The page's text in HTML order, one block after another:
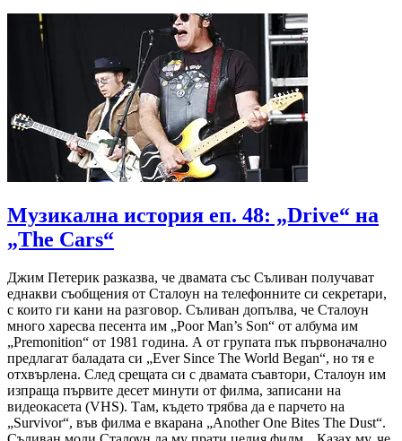
Музикална история еп. 48: „Drive“ на
„The Cars“
Джим Петерик разказва, че двамата със Съливан получават
еднакви съобщения от Сталоун на телефонните си секретари,
с които ги кани на разговор. Съливан допълва, че Сталоун
много харесва песента им „Poor Man’s Son“ от албума им
„Premonition“ от 1981 година. А от групата пък първоначално
предлагат баладата си „Ever Since The World Began“, но тя е
отхвърлена. След срещата си с двамата съавтори, Сталоун им
изпраща първите десет минути от филма, записани на
видеокасета (VHS). Там, където трябва да е парчето на
„Survivor“, във филма е вкарана „Another One Bites The Dust“.